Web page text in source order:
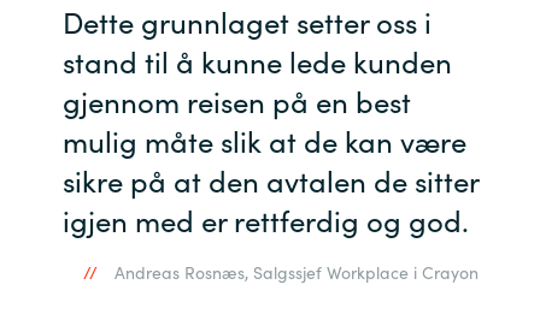
Dette grunnlaget setter oss i
stand til å kunne lede kunden
gjennom reisen på en best
mulig måte slik at de kan være
sikre på at den avtalen de sitter
igjen med er rettferdig og god.
Andreas Rosnæs, Salgssjef Workplace i Crayon